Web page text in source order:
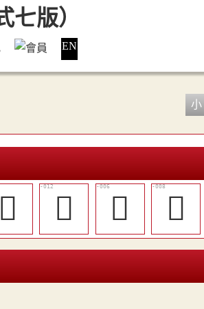
EN
小
󰆪 󰆯 󰆨 󰆫